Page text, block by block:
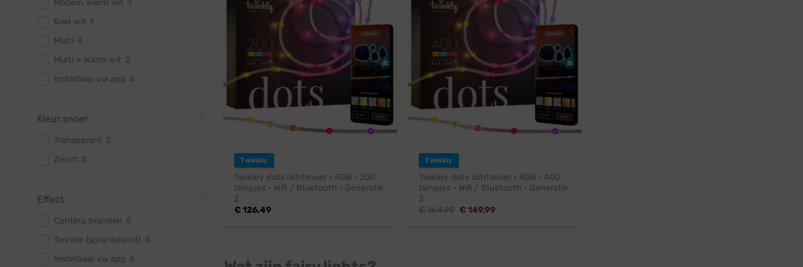
Modern warm wit
Koel wit
Multi
Multi + Warm wit
Instelbaar via app
Kleur snoer
Transparant
Zwart
Effect
Continu branden
Twinkle (sprankelend)
Instelbaar via app
Twinkly
Twinkly dots lichtsnoer · RGB · 200
lampjes · Wifi / Bluetooth · Generatie
2
€126,49
Twinkly
Twinkly dots lichtsnoer · RGB · 400
lampjes · Wifi / Bluetooth · Generatie
2
€164,99 Oorspronkelijke
€149,99Huidige